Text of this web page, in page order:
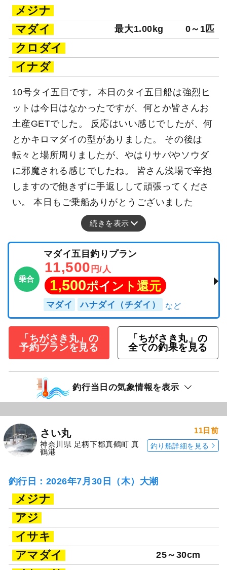
メジナ
マダイ
最大1.00kg 0～1匹
クロダイ
イナダ
10号タイ五目です。本日のタイ五目船は強烈ヒ
ットは今日はなかったですが、何とか皆さんお
土産GETでした。 反応はいい感じでしたが、何
とかキロマダイの型がありました。 その後は
転々と場所周りましたが、やはりサバやソウダ
に邪魔される感じでしたね。 皆さん浅場で辛抱
しますので飽きずに手返しして頑張ってくださ
い。 本日もご乗船ありがとうございました
続きを表示
乗合
マダイ五目釣りプラン
11,500 円/人
1,500ポイント還元
マダイ ハナダイ（チダイ）
「ちがさき丸」の
予約プランを見る
「ちがさき丸」の
全ての釣果を見る
釣行当日の気象情報を表示
さい丸
神奈川県 足柄下郡真鶴町 真
鶴港
11日前
釣り船詳細を見る
釣行日：2026年7月30日（木）大潮
メジナ
アジ
イサキ
アマダイ
25～30cm